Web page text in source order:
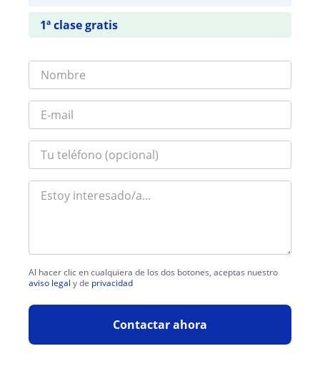
1ª clase gratis
Al hacer clic en cualquiera de los dos botones, aceptas nuestro
aviso legal y de privacidad
Contactar ahora